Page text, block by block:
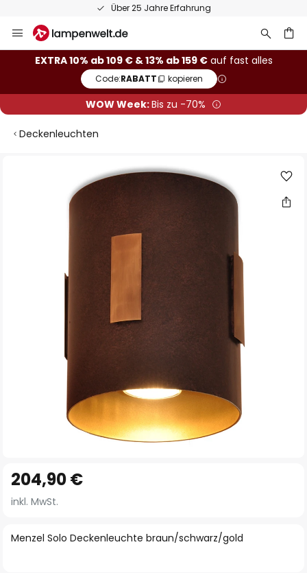
Über 25 Jahre Erfahrung
Inhalt
springen
EXTRA 10% ab 109 € & 13% ab 159 €auf fast alles
Code:RABATT kopieren
WOW Week:Bis zu -70%
Deckenleuchten
Anfang
der
springen
Menzel Solo Deckenleuchte braun/schwarz/gold
204,90 €
inkl. MwSt.